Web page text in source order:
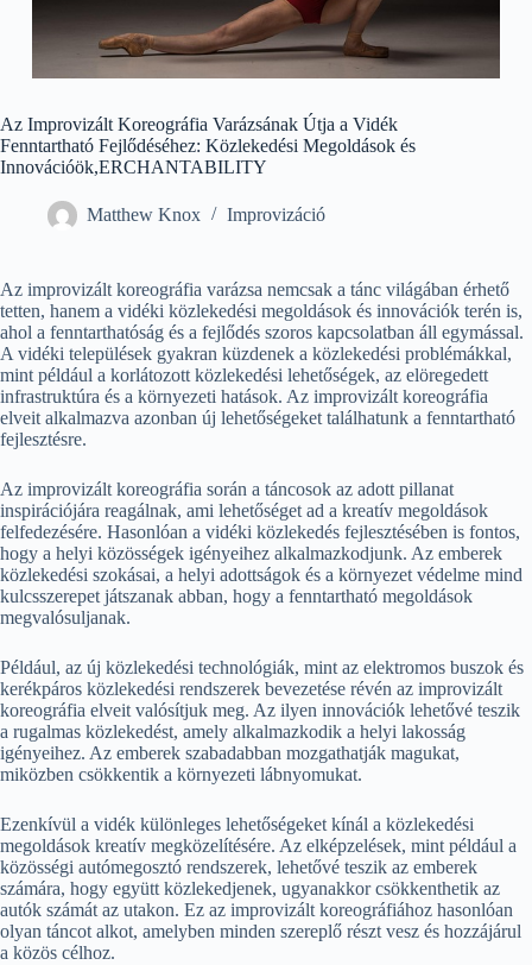
Az Improvizált Koreográfia Varázsának Útja a Vidék
Fenntartható Fejlődéséhez: Közlekedési Megoldások és
Innovációök,ERCHANTABILITY
Matthew Knox Improvizáció
Az improvizált koreográfia varázsa nemcsak a tánc világában érhető
tetten, hanem a vidéki közlekedési megoldások és innovációk terén is,
ahol a fenntarthatóság és a fejlődés szoros kapcsolatban áll egymással.
A vidéki települések gyakran küzdenek a közlekedési problémákkal,
mint például a korlátozott közlekedési lehetőségek, az elöregedett
infrastruktúra és a környezeti hatások. Az improvizált koreográfia
elveit alkalmazva azonban új lehetőségeket találhatunk a fenntartható
fejlesztésre.
Az improvizált koreográfia során a táncosok az adott pillanat
inspirációjára reagálnak, ami lehetőséget ad a kreatív megoldások
felfedezésére. Hasonlóan a vidéki közlekedés fejlesztésében is fontos,
hogy a helyi közösségek igényeihez alkalmazkodjunk. Az emberek
közlekedési szokásai, a helyi adottságok és a környezet védelme mind
kulcsszerepet játszanak abban, hogy a fenntartható megoldások
megvalósuljanak.
Például, az új közlekedési technológiák, mint az elektromos buszok és
kerékpáros közlekedési rendszerek bevezetése révén az improvizált
koreográfia elveit valósítjuk meg. Az ilyen innovációk lehetővé teszik
a rugalmas közlekedést, amely alkalmazkodik a helyi lakosság
igényeihez. Az emberek szabadabban mozgathatják magukat,
miközben csökkentik a környezeti lábnyomukat.
Ezenkívül a vidék különleges lehetőségeket kínál a közlekedési
megoldások kreatív megközelítésére. Az elképzelések, mint például a
közösségi autómegosztó rendszerek, lehetővé teszik az emberek
számára, hogy együtt közlekedjenek, ugyanakkor csökkenthetik az
autók számát az utakon. Ez az improvizált koreográfiához hasonlóan
olyan táncot alkot, amelyben minden szereplő részt vesz és hozzájárul
a közös célhoz.